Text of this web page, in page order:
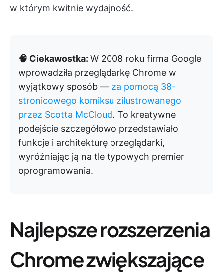
w którym kwitnie wydajność.
🧠 Ciekawostka: W 2008 roku firma Google
wprowadziła przeglądarkę Chrome w
wyjątkowy sposób — za pomocą 38-
stronicowego komiksu zilustrowanego
przez Scotta McCloud. To kreatywne
podejście szczegółowo przedstawiało
funkcje i architekturę przeglądarki,
wyróżniając ją na tle typowych premier
oprogramowania.
Najlepsze rozszerzenia
Chrome zwiększające